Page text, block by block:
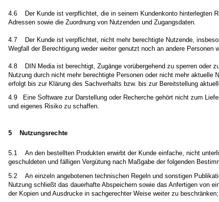
4.6 Der Kunde ist verpflichtet, die in seinem Kundenkonto hinterlegten
Adressen sowie die Zuordnung von Nutzenden und Zugangsdaten.
4.7 Der Kunde ist verpflichtet, nicht mehr berechtigte Nutzende,
Wegfall der Berechtigung weder weiter genutzt noch an andere Personen
4.8 DIN Media ist berechtigt, Zugänge vorübergehend zu sperren oder
Nutzung durch nicht mehr berechtigte Personen oder nicht mehr
erfolgt bis zur Klärung des Sachverhalts bzw. bis zur Bereitstellung
4.9 Eine Software zur Darstellung oder Recherche gehört nicht zum
und eigenes Risiko zu schaffen.
5 Nutzungsrechte
5.1 An den bestellten Produkten erwirbt der Kunde einfache, nicht
geschuldeten und fälligen Vergütung nach Maßgabe der folgenden
5.2 An einzeln angebotenen technischen Regeln und sonstigen
Nutzung schließt das dauerhafte Abspeichern sowie das Anfertigen von
der Kopien und Ausdrucke in sachgerechter Weise weiter zu